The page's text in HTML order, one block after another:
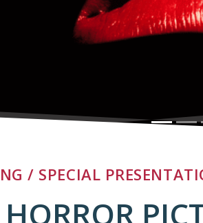
/ SPECIAL